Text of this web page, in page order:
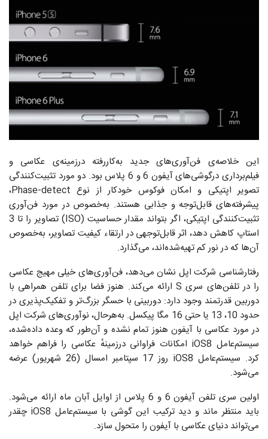
این خلاصه‌ی فن‌آوری‌های جدید به‌کاررفته درزمینه‌ی عکاسی و
فیلم‌برداری درگوشی‌های آیفون 6 و 6 پلاس بود. دو مورد تثبیت‌کنندگی
تصویر اپتیکی و امکان فوکوس خودکار از نوع Phase-detect،
پیشرفته‌های قابل‌توجه و جذابی هستند. به‌خصوص در مورد فن‌آوری
تثبیت‌کنندگی اپتیکی، اگر بتواند مقدار حساسیت (ISO) تصاویر را تا 3
استاپ کاهش دهد، اثر قابل‌توجهی در ارتقاء کیفیت تصاویر، به‌خصوص
آن‌ها که در نور کم تهیه‌شده‌اند، می‌گذارد.
رفتارشناسی شرکت اپل نشان می‌دهد، فن‌آوری‌های خیلی مهیج عکاسی
را در تلفن‌های سری S ارائه می‌کند. هنوز فضا برای تلفن‌ همراهی با
دوربین قدرتمند وجود دارد: دوربینی با حسگر بزرگ‌تر و تفکیک‌‌پذیری در
حدود 10، 13 یا حتی 16 مگا پیکسل. به‌هرحال، نوآوری‌های شرکت اپل
در مورد عکاسی با آیفون هنوز تمام نشده و آن‌طور که وعده داده‌شده،
سیستم‌عامل iOS8 امکانات فراوانی درزمینهٔ عکاسی را فراهم خواهد
کرد. سیستم‌عامل iOS8 روز 17 سپتامبر امسال (26 شهریور) عرضه
می‌شود.
اولین سری تلفن آیفون 6 و 6 پلاس از اوایل آبان ماه ارائه می‌شود.
باید منتظر ماند و دید ترکیب این گوشی با سیستم‌عامل iOS8 چقدر
می‌تواند دنیای عکاسی با آیفون را متحول سازد.